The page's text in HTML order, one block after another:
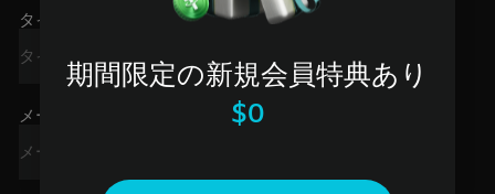
タイトル*
メールアドレス（任意）
期間限定の新規会員特典あり
$0